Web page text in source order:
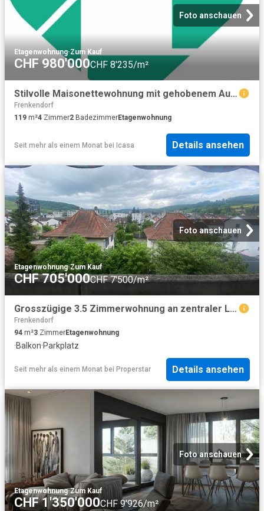
Foto anschauen
Etagenwohnung·Zum Kauf
CHF 980'000CHF 8'235/m²
Stilvolle Maisonettewohnung mit gehobenem Ausbaustandard
Frenkendorf
119 m²4 Zimmer2 BadezimmerEtagenwohnung
Seit mehr als einem Monat bei Icasa Details ansehen
Foto anschauen
Etagenwohnung·Zum Kauf
CHF 705'000CHF 7'500/m²
Grosszügige 3.5 Zimmerwohnung an zentraler Lage
Frenkendorf
94 m²3 ZimmerEtagenwohnung
·Balkon·Parkplatz
Seit mehr als einem Monat bei Properstar Details ansehen
Foto anschauen
Etagenwohnung·Zum Kauf
CHF 1'350'000CHF 9'926/m²